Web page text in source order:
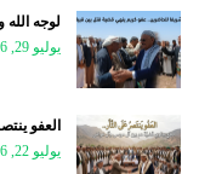
لوجه
يوليو 29, 2026
العفو
يوليو 22, 2026